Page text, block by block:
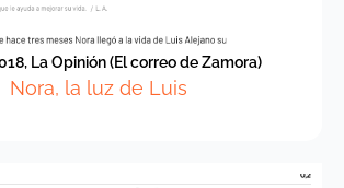
La Opinión (El correo de Zamora)
Nora, la luz de Luis